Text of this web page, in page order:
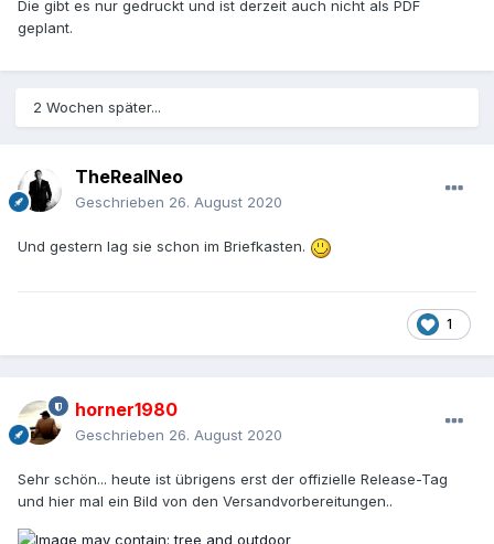
Die gibt es nur gedruckt und ist derzeit auch nicht als PDF
geplant.
2 Wochen später...
TheRealNeo
Geschrieben 26. August 2020
Und gestern lag sie schon im Briefkasten.
1
horner1980
Geschrieben 26. August 2020
Sehr schön... heute ist übrigens erst der offizielle Release-Tag
und hier mal ein Bild von den Versandvorbereitungen..